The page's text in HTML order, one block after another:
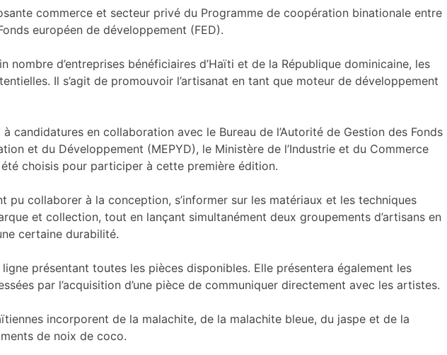
commerce et secteur privé du Programme de coopération binationale entre
européen de développement (FED).
d’entreprises bénéficiaires d’Haïti et de la République dominicaine, les
Il s’agit de promouvoir l’artisanat en tant que moteur de développement
candidatures en collaboration avec le Bureau de l’Autorité de Gestion des Fonds
et du Développement (MEPYD), le Ministère de l’Industrie et du Commerce
été choisis pour participer à cette première édition.
collaborer à la conception, s’informer sur les matériaux et les techniques
et collection, tout en lançant simultanément deux groupements d’artisans en
certaine durabilité.
présentant toutes les pièces disponibles. Elle présentera également les
par l’acquisition d’une pièce de communiquer directement avec les artistes.
incorporent de la malachite, de la malachite bleue, du jaspe et de la
de noix de coco.